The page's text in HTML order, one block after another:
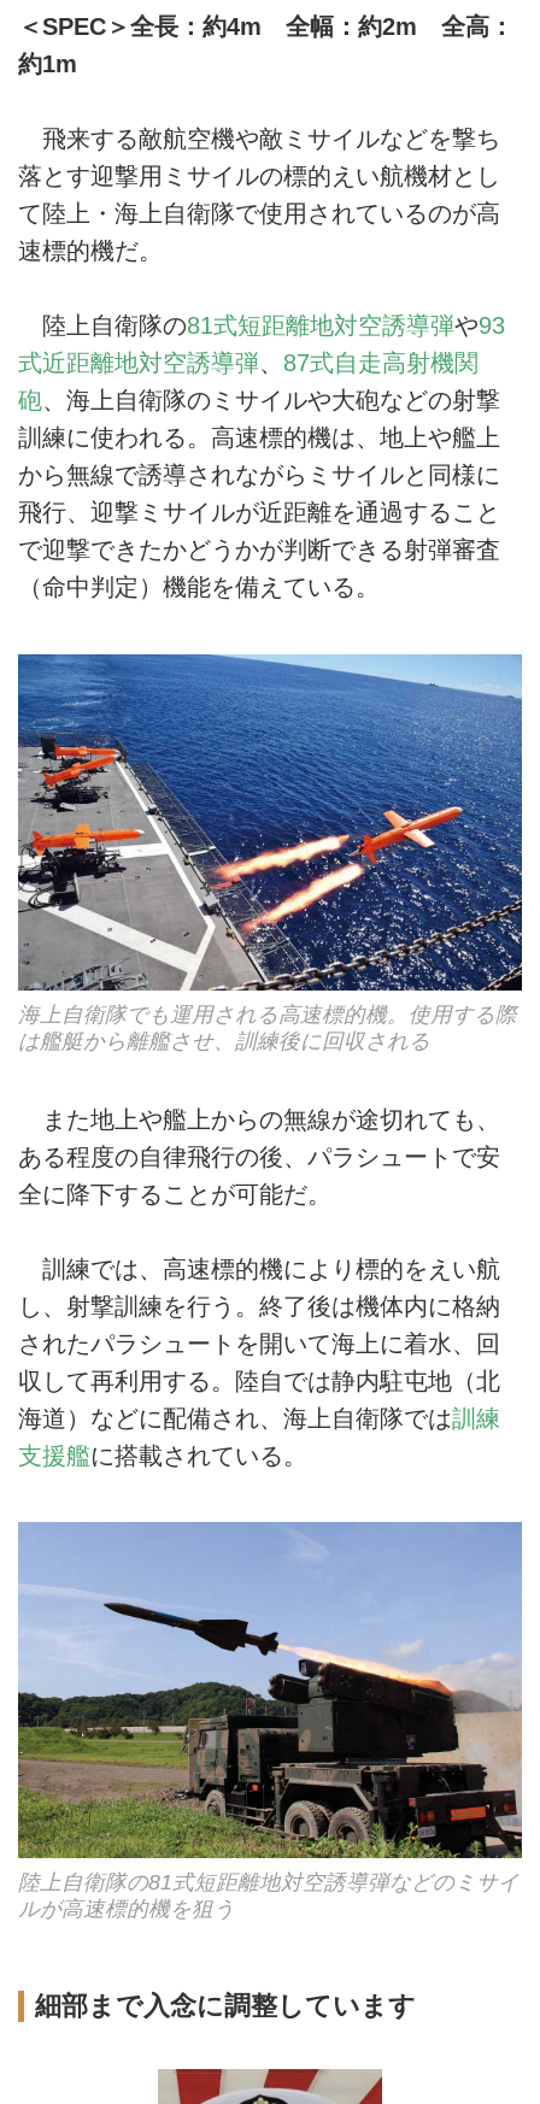
＜SPEC＞全長：約4m 全幅：約2m 全高：
約1m
飛来する敵航空機や敵ミサイルなどを撃ち
落とす迎撃用ミサイルの標的えい航機材とし
て陸上・海上自衛隊で使用されているのが高
速標的機だ。
陸上自衛隊の81式短距離地対空誘導弾や93
式近距離地対空誘導弾、 87式自走高射機関
砲、海上自衛隊のミサイルや大砲などの射撃
訓練に使われる。高速標的機は、地上や艦上
から無線で誘導されながらミサイルと同様に
飛行、迎撃ミサイルが近距離を通過すること
で迎撃できたかどうかが判断できる射弾審査
（命中判定）機能を備えている。
海上自衛隊でも運用される高速標的機。使用する際
は艦艇から離艦させ、訓練後に回収される
また地上や艦上からの無線が途切れても、
ある程度の自律飛行の後、パラシュートで安
全に降下することが可能だ。
訓練では、高速標的機により標的をえい航
し、射撃訓練を行う。終了後は機体内に格納
されたパラシュートを開いて海上に着水、回
収して再利用する。陸自では静内駐屯地（北
海道）などに配備され、海上自衛隊では訓練
支援艦に搭載されている。
陸上自衛隊の81式短距離地対空誘導弾などのミサイ
ルが高速標的機を狙う
細部まで入念に調整しています